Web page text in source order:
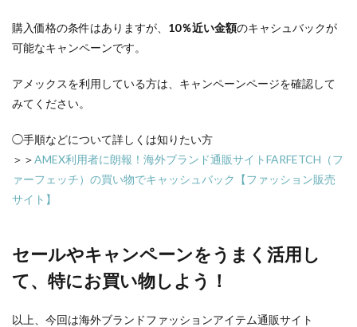
購入価格の条件はありますが、 10％近い金額のキャシュバックが
可能なキャンペーンです。
アメックスを利用している方は、キャンペーンページを確認して
みてください。
◯手順などについて詳しくは知りたい方
＞＞AMEX利用者に朗報！海外ブランド通販サイトFARFETCH（フ
ァーフェッチ）の買い物でキャッシュバック【ファッション販売
サイト】
セールやキャンペーンをうまく活用し
て、特にお買い物しよう！
以上、今回は海外ブランドファッションアイテム通販サイト